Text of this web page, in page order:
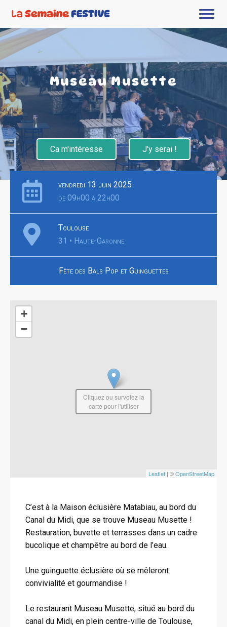
Museau Musette
Ca m'intéresse J'y serai !
vendredi 13 juin 2025
de 09h00 à 22h00
Toulouse
31 • Haute-Garonne
Fête des Bals Pop et Guinguettes
+
−
Leaflet | ©OpenStreetMap
Cliquez ou survolez la
carte pour l'utiliser
C’est à la Maison éclusière Matabiau, au bord du
Canal du Midi, que se trouve Museau Musette !
Restauration, buvette et terrasses dans un cadre
bucolique et champêtre au bord de l’eau.
Une guinguette éclusière où se mêleront
convivialité et gourmandise !
Le restaurant Museau Musette, situé au bord du
canal du Midi, en plein centre-ville de Toulouse,